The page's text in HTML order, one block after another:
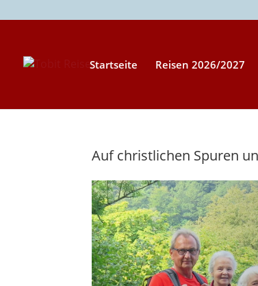
Startseite Reisen 2026/2027
Auf christlichen Spuren